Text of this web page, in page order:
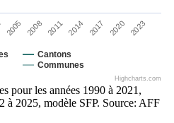
Cantons
Communes
2008 2014 2020
2005 2011 2017 2023
Highcharts.com
pour les années 1990 à 2021,
à 2025, modèle SFP. Source: AFF